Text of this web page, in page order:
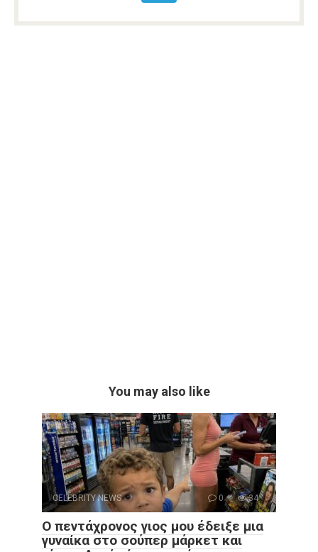
You may also like
CELEBRITY NEWS 0 34
Ο πεντάχρονος γιος μου έδειξε μια
γυναίκα στο σούπερ μάρκετ και